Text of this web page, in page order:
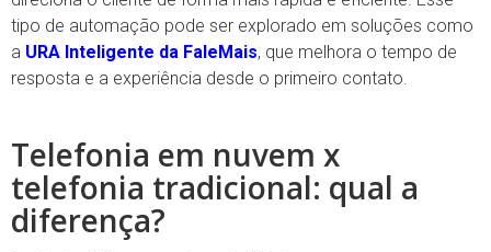
tipo de automação pode ser explorado em soluções como
a URA Inteligente da FaleMais, que melhora o tempo de
resposta e a experiência desde o primeiro contato.
Telefonia em nuvem x
telefonia tradicional: qual a
diferença?